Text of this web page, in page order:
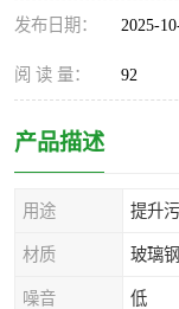
发布日期： 2025-
阅 读 量： 92
产品描述
用途 提升
材质 玻璃钢
噪音 低